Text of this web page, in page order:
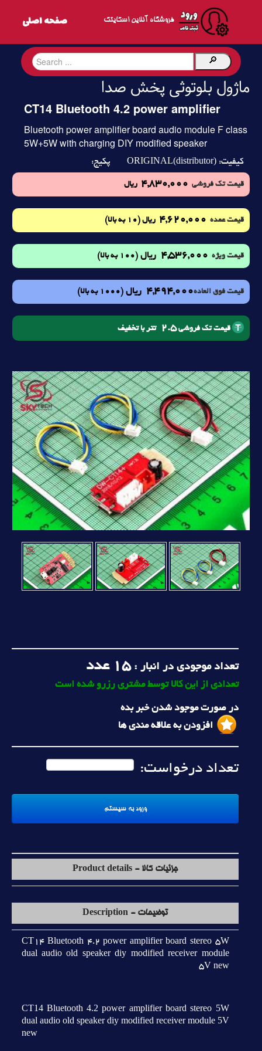
فروشگاه آنلاین اسکایتک
ماژول بلوتوثی پخش صدا
CT14 Bluetooth 4.2 power amplifier
Bluetooth power amplifier board audio module F class
5W+5W with charging DIY modified speaker
کیفیت: ORIGINAL(distributor) پکیج:
قیمت تک فروشی 4,830,000 ریال
قیمت عمده 4,620,000 ریال (10 به بالا)
قیمت ویژه 4,536,000 ریال (100 به بالا)
قیمت فوق العاده4,494,000 ریال (1000 به بالا)
قیمت تک فروشی2.5 تتر با تخفیف
تعداد موجودی در انبار :15 عدد
تعدادی از این کالا توسط مشتری رزرو شده است
در صورت موجود شدن خبر بده
افزودن به علاقه مندی ها
تعداد درخواست:
جزئیات کالا - Product details
توضیحات - Description
CT14 Bluetooth 4.2 power amplifier board stereo 5W
dual audio old speaker diy modified receiver module
5V new
CT14 Bluetooth 4.2 power amplifier board stereo 5W
dual audio old speaker diy modified receiver module 5V
new